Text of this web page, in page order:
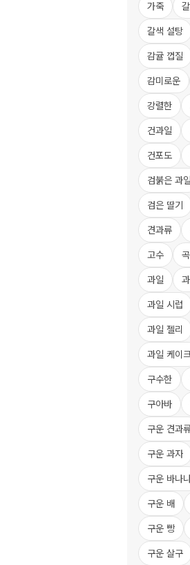
가죽
갈색 설탕
감귤 껍질
감미로운
강렬한
건과일
건포도
검붉은 과일
검은 딸기
견과류
고수
과일
과일 시럽
과일 젤리
과일 케이
구수한
구아바
구운 견과
구운 과자
구운 바나
구운 배
구운 빵
구운 살구